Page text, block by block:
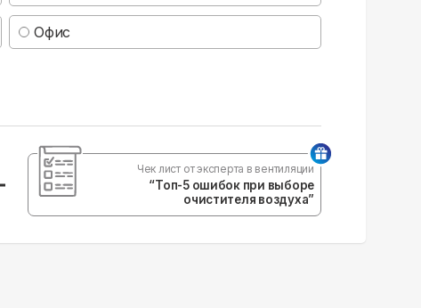
Офис
Чек лист от эксперта в вентиляции
“Топ-5 ошибок при выборе
очистителя воздуха”